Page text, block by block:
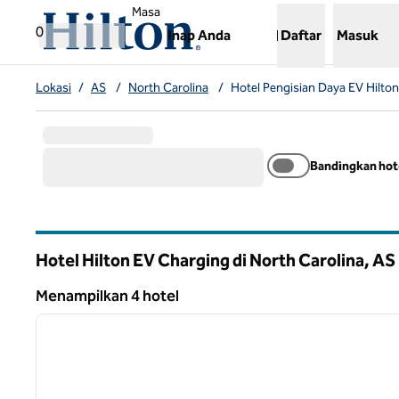
Lompati ke Konten
0
Masa
Inap Anda
,Membuka tab baru
Daftar Masuk
Lokasi / AS / North Carolina / Hotel Pengisian Daya EV Hilton
Bandingkan
Hotel Hilton EV Charging di North Carolina, AS
Menampilkan 4 hotel
Menampilkan 4 hotel
1 dari 12